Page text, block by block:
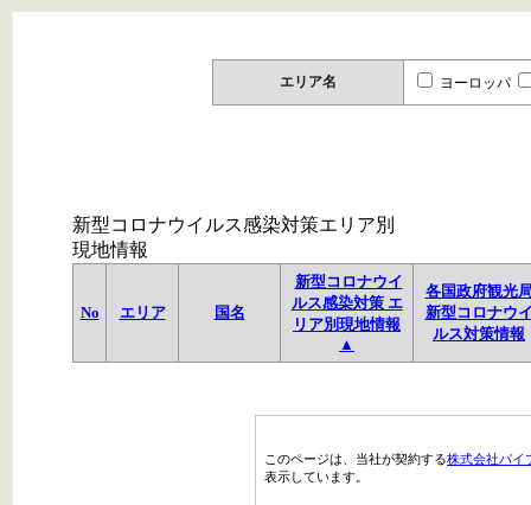
エリア名 ヨーロッパ
新型コロナウイルス感染対策エリア別
現地情報
No エリア 国名
新型コロナウイ
ルス感染対策 エ
リア別現地情報
▲
各国政府観光
新型コロナウ
ルス対策情報
このページは、当社が契約する株式会社パイ
表示しています。